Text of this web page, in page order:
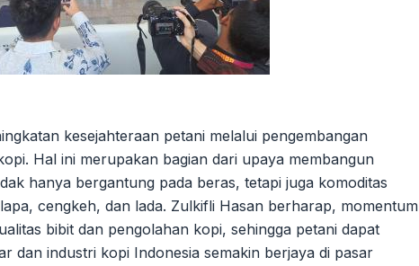
kesejahteraan petani melalui pengembangan
Hal ini merupakan bagian dari upaya membangun
hanya bergantung pada beras, tetapi juga komoditas
cengkeh, dan lada. Zulkifli Hasan berharap, momentum
bibit dan pengolahan kopi, sehingga petani dapat
dan industri kopi Indonesia semakin berjaya di pasar